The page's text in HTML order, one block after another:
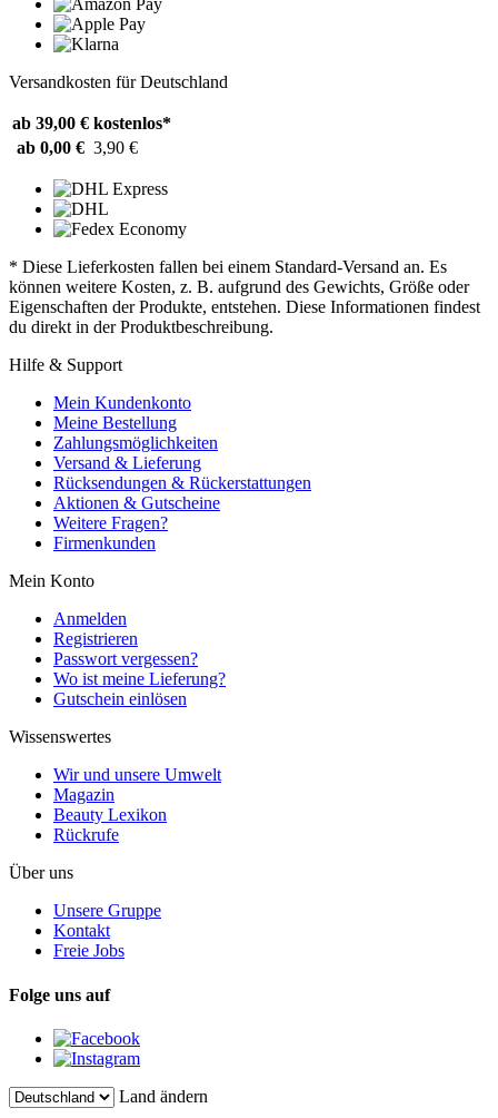
Versandkosten für Deutschland
ab 39,00 € kostenlos*
ab 0,00 € 3,90 €
* Diese Lieferkosten fallen bei einem Standard-Versand an. Es
können weitere Kosten, z. B. aufgrund des Gewichts, Größe oder
Eigenschaften der Produkte, entstehen. Diese Informationen findest
du direkt in der Produktbeschreibung.
Hilfe & Support
Mein Kundenkonto
Meine Bestellung
Zahlungsmöglichkeiten
Versand & Lieferung
Rücksendungen & Rückerstattungen
Aktionen & Gutscheine
Weitere Fragen?
Firmenkunden
Mein Konto
Anmelden
Registrieren
Passwort vergessen?
Wo ist meine Lieferung?
Gutschein einlösen
Wissenswertes
Wir und unsere Umwelt
Magazin
Beauty Lexikon
Rückrufe
Über uns
Unsere Gruppe
Kontakt
Freie Jobs
Folge uns auf
Land ändern